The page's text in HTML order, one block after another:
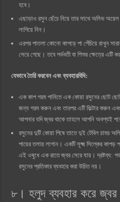
হবে।
এছাড়াও রসুন ছেঁচে নিয়ে তার সাথে অলিভ অয়েল
লাগিয়ে নিন।
এরপর পাতলা কোনো কাপড়ে পা পেঁচিয়ে রাখুন
সেরে গেছে। তবে গর্ভবতী বা শিশুর ক্ষেত্রে এটি
যেভাবে তৈরি করবেন এবং ব্যবহারবিধি:
এক কাপ গরম পানিতে এক কোয়া রসুনের ছোট ছোট
জন্য গরম করুন এবং তারপর এটি ফিল্টার করুন
আপনার যদি জ্বর থাকে তাহলে আপনি অবশ্যই
রসুনের দুটি কোয়া পিষে তাতে দুই টেবিল চামচ
পায়ের তলায় লাগান। একটি সূক্ষ্ম সিল্কের কাপড়
এই ওষুধে এক রাতে জ্বর সেরে যায়। দ্রষ্টব্য:
রসুনের প্রতিকার ব্যবহার করা উচিত নয়।
৮। হলুদ ব্যবহার করে জ্বর